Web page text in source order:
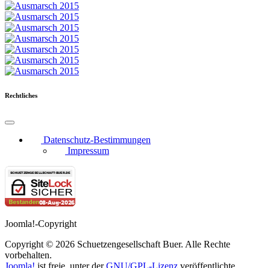
Rechtliches
Datenschutz-Bestimmungen
Impressum
Joomla!-Copyright
Copyright © 2026 Schuetzengesellschaft Buer. Alle Rechte
vorbehalten.
Joomla! ist freie, unter derGNU/GPL-Lizenz veröffentlichte